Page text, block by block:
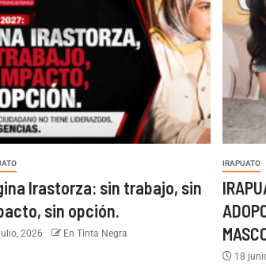
Irastorza: sin trabajo, sin
sin opción.
2026 En Tinta Negra
IRAPUATO
18